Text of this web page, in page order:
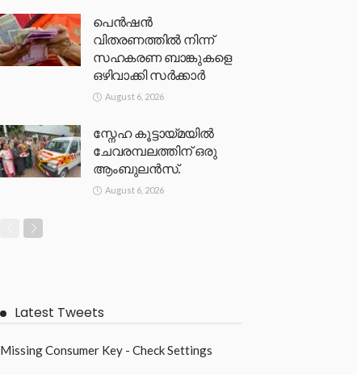
പെൻഷൻ
വിതരണത്തിൽ നിന്ന്
സഹകരണ ബാങ്കുകളെ
ഒഴിവാക്കി സർക്കാർ
August 6, 2026
സ്നേഹ കൂട്ടായ്മയിൽ
ചേവരമ്പലത്തിന് ഒരു
ആംബുലൻസ്.
August 6, 2026
Latest Tweets
Missing Consumer Key - Check Settings